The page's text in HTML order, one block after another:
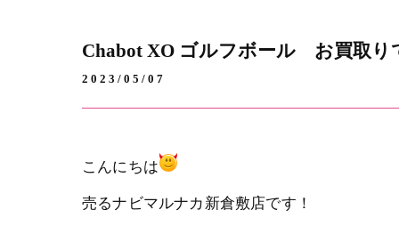
Chabot XO ゴルフボール お買取り
2023/05/07
こんにちは
売るナビマルナカ新倉敷店です！